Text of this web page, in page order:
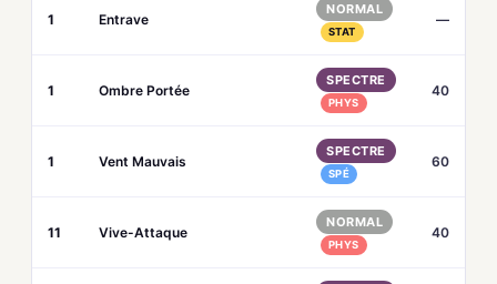
1 Entrave
NORMAL
STAT
—
1 Ombre Portée
SPECTRE
PHYS
40
1 Vent Mauvais
SPECTRE
SPÉ
60
11 Vive-Attaque
NORMAL
PHYS
40